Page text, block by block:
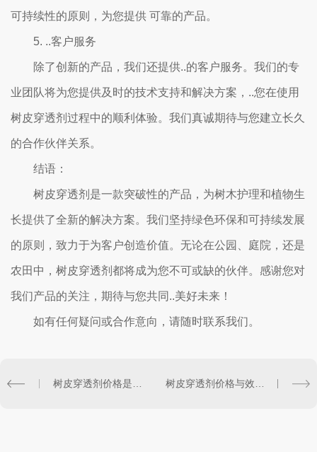
可持续性的原则，为您提供 可靠的产品。
5. ..客户服务
除了创新的产品，我们还提供..的客户服务。我们的专
业团队将为您提供及时的技术支持和解决方案，..您在使用
树皮穿透剂过程中的顺利体验。我们真诚期待与您建立长久
的合作伙伴关系。
结语：
树皮穿透剂是一款突破性的产品，为树木护理和植物生
长提供了全新的解决方案。我们坚持绿色环保和可持续发展
的原则，致力于为客户创造价值。无论在公园、庭院，还是
农田中，树皮穿透剂都将成为您不可或缺的伙伴。感谢您对
我们产品的关注，期待与您共同..美好未来！
如有任何疑问或合作意向，请随时联系我们。